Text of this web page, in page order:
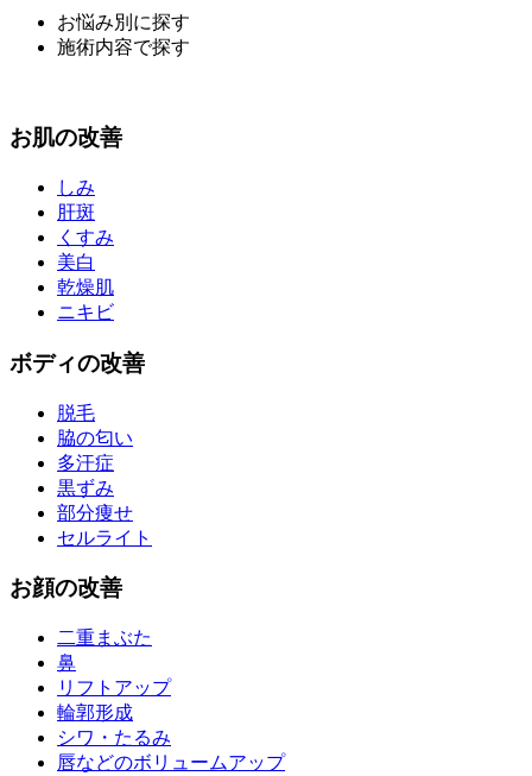
お悩み別に探す
施術内容で探す
お肌の改善
しみ
肝斑
くすみ
美白
乾燥肌
ニキビ
ボディの改善
脱毛
脇の匂い
多汗症
黒ずみ
部分痩せ
セルライト
お顔の改善
二重まぶた
鼻
リフトアップ
輪郭形成
シワ・たるみ
唇などのボリュームアップ